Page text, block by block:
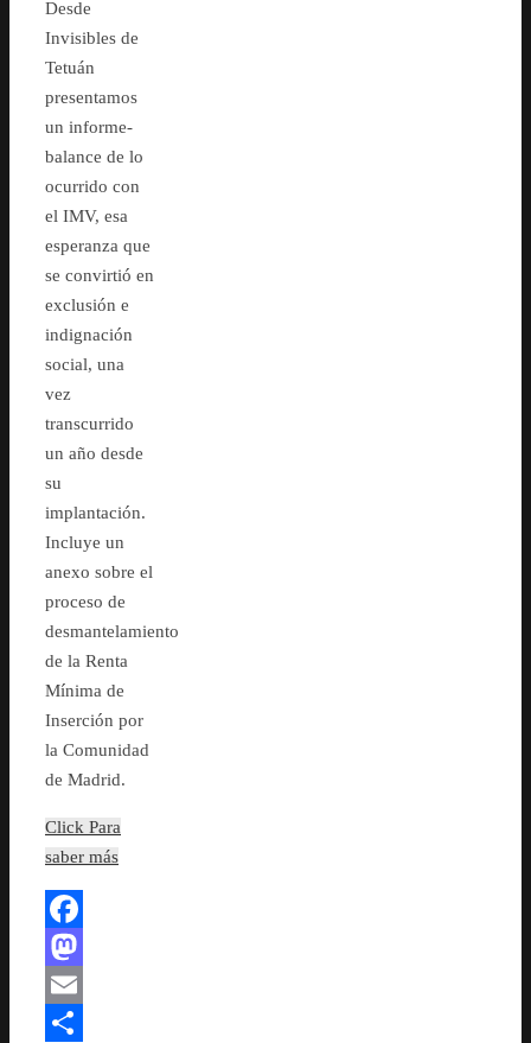
Desde
Invisibles de
Tetuán
presentamos
un informe-
balance de lo
ocurrido con
el IMV, esa
esperanza que
se convirtió en
exclusión e
indignación
social, una
vez
transcurrido
un año desde
su
implantación.
Incluye un
anexo sobre el
proceso de
desmantelamiento
de la Renta
Mínima de
Inserción por
la Comunidad
de Madrid.
Click Para
saber más
Facebook
Mastodon
Email